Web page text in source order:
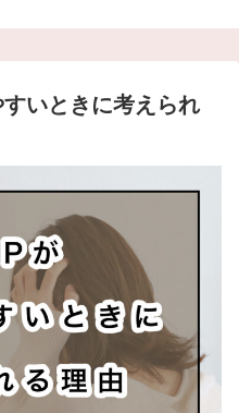
いときに考えられ